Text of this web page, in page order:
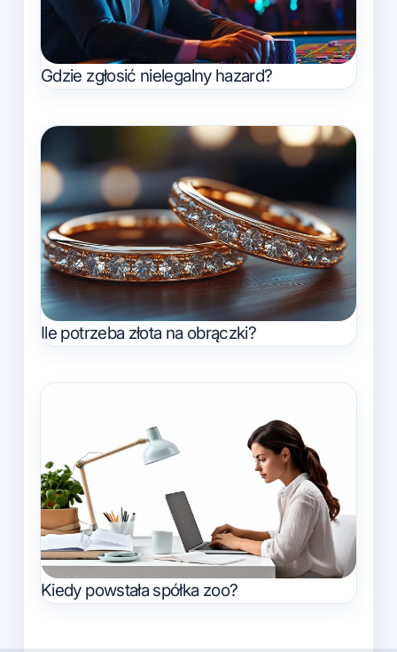
Gdzie zgłosić nielegalny hazard?
Ile potrzeba złota na obrączki?
Kiedy powstała spółka zoo?